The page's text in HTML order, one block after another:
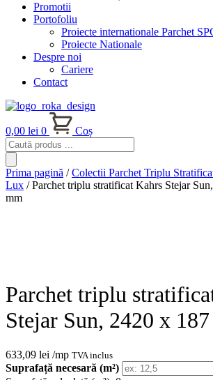
Promotii
Portofoliu
Proiecte internationale Parchet
Proiecte Nationale
Despre noi
Cariere
Contact
0,00 lei 0
Coș
Products
search
Prima pagină /Colectii Parchet Triplu
Lux / Parchet triplu stratificat Kahrs Stejar
mm
Parchet triplu
Stejar Sun, 2420 x
633,09 lei /mp TVA inclus
Suprafață necesară (m²)